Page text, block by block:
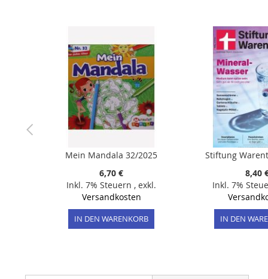
Mein Mandala 32/2025
6,70 €
Inkl. 7% Steuern , exkl.
Versandkosten
IN DEN WARENKORB
Stiftung
8,40
Inkl. 7%
IN DEN